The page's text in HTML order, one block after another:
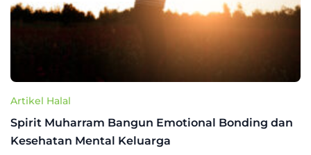
Artikel Halal
Spirit Muharram Bangun Emotional Bonding dan
Kesehatan Mental Keluarga